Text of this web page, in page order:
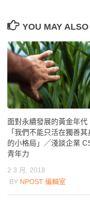
YOU MAY
面對永續發展的黃金年代
「我們不能只活在獨善其
的小格局」／淺談企業
青年力
2 3 月, 2018
BY NPOST 編輯室